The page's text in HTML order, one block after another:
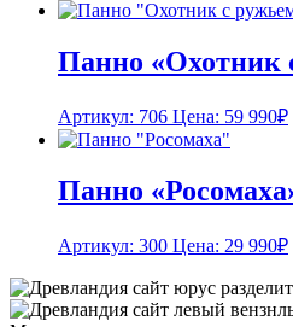
Панно «Охотник
Артикул: 706 Цена: 59 990₽
Панно
Артикул: 300 Цена: 29 990₽